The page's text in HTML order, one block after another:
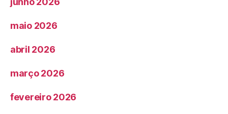
maio 2026
abril 2026
março 2026
fevereiro 2026